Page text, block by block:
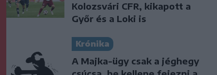
Kolozsvári CFR, kikapott a
Győr és a Loki is
Krónika
A Majka-ügy csak a jéghegy